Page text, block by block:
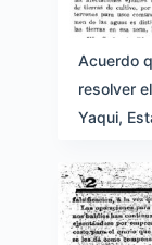
Acuerdo
resolver
Yaqui,